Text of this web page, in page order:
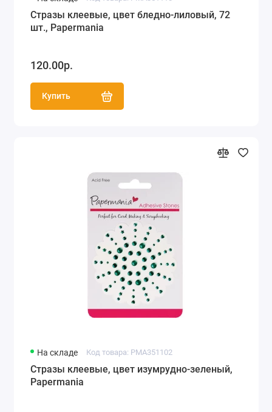
Стразы клеевые, цвет бледно-лиловый, 72
шт., Papermania
120.00р.
Купить
На складе Код товара: PMA351102
Стразы клеевые, цвет изумрудно-зеленый,
Papermania